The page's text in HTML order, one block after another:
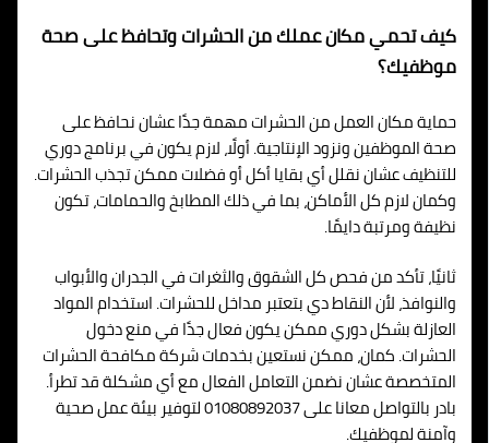
كيف تحمي مكان عملك من الحشرات وتحافظ على صحة
موظفيك؟
حماية مكان العمل من الحشرات مهمة جدًا عشان نحافظ على
صحة الموظفين ونزود الإنتاجية. أولًا، لازم يكون في برنامج دوري
للتنظيف عشان نقلل أي بقايا أكل أو فضلات ممكن تجذب الحشرات.
وكمان لازم كل الأماكن، بما في ذلك المطابخ والحمامات، تكون
نظيفة ومرتبة دايمًا.
ثانيًا، تأكد من فحص كل الشقوق والثغرات في الجدران والأبواب
والنوافذ، لأن النقاط دي بتعتبر مداخل للحشرات. استخدام المواد
العازلة بشكل دوري ممكن يكون فعال جدًا في منع دخول
الحشرات. كمان، ممكن نستعين بخدمات شركة مكافحة الحشرات
المتخصصة عشان نضمن التعامل الفعال مع أي مشكلة قد تطرأ.
بادر بالتواصل معانا على 01080892037 لتوفير بيئة عمل صحية
وآمنة لموظفيك.